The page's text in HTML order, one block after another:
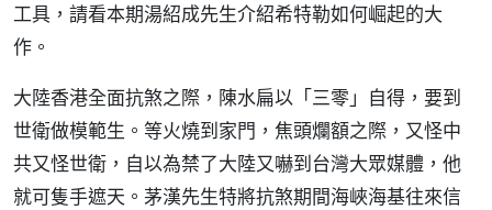
工具，請看本期湯紹成先生介紹希特勒如何崛起的大
作。
大陸香港全面抗煞之際，陳水扁以「三零」自得，要到
世衛做模範生。等火燒到家門，焦頭爛額之際，又怪中
共又怪世衛，自以為禁了大陸又嚇到台灣大眾媒體，他
就可隻手遮天。茅漢先生特將抗煞期間海峽海基往來信